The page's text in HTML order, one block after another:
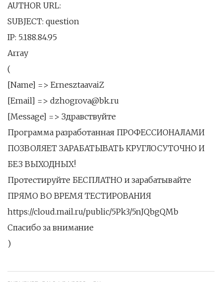
AUTHOR URL:
SUBJECT: question
IP: 5.188.84.95
Array
(
[Name] => ErnesztaavaiZ
[Email] => dzhogrova@bk.ru
[Message] => Здравствуйте
Программа разработанная ПРОФЕССИОНАЛАМИ
ПОЗВОЛЯЕТ ЗАРАБАТЫВАТЬ КРУГЛОСУТОЧНО И
БЕЗ ВЫХОДНЫХ!
Протестируйте БЕСПЛАТНО и зарабатывайте
ПРЯМО ВО ВРЕМЯ ТЕСТИРОВАНИЯ
https://cloud.mail.ru/public/5Pk3/5nJQbgQMb
Спасибо за внимание
)